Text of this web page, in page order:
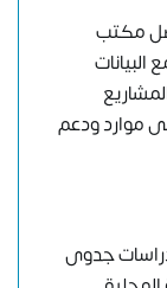
مكتب
موارد ودعم
جدوى